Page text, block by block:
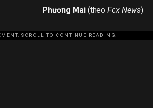
Phương Mai (theo Fox News)
SCROLL TO CONTINUE READING.